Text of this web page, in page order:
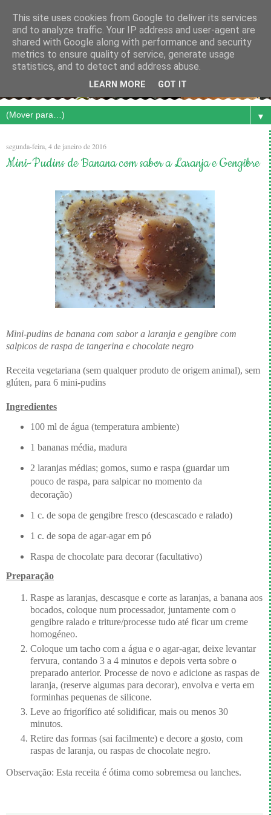
▼
segunda-feira, 4 de janeiro de 2016
Mini-Pudins de Banana com sabor a Laranja e Gengibre
Mini-pudins de banana com sabor a laranja e gengibre com
salpicos de raspa de tangerina e chocolate negro
Receita vegetariana (sem qualquer produto de origem animal), sem
glúten, para 6 mini-pudins
Ingredientes
100 ml de água (temperatura ambiente)
1 bananas média, madura
2 laranjas médias; gomos, sumo e raspa (guardar um
pouco de raspa, para salpicar no momento da
decoração)
1 c. de sopa de gengibre fresco (descascado e ralado)
1 c. de sopa de agar-agar em pó
Raspa de chocolate para decorar (facultativo)
Preparação
Raspe as laranjas, descasque e corte as laranjas, a banana aos
bocados, coloque num processador, juntamente com o
gengibre ralado e triture/processe tudo até ficar um creme
homogéneo.
Coloque um tacho com a água e o agar-agar, deixe levantar
fervura, contando 3 a 4 minutos e depois verta sobre o
preparado anterior. Processe de novo e adicione as raspas de
laranja, (reserve algumas para decorar), envolva e verta em
forminhas pequenas de silicone.
Leve ao frigorífico até solidificar, mais ou menos 30
minutos.
Retire das formas (sai facilmente) e decore a gosto, com
raspas de laranja, ou raspas de chocolate negro.
Observação: Esta receita é ótima como sobremesa ou lanches.
This site uses cookies from Google to deliver its services
and to analyze traffic. Your IP address and user-agent are
shared with Google along with performance and security
metrics to ensure quality of service, generate usage
statistics, and to detect and address abuse.
LEARN MORE GOT IT